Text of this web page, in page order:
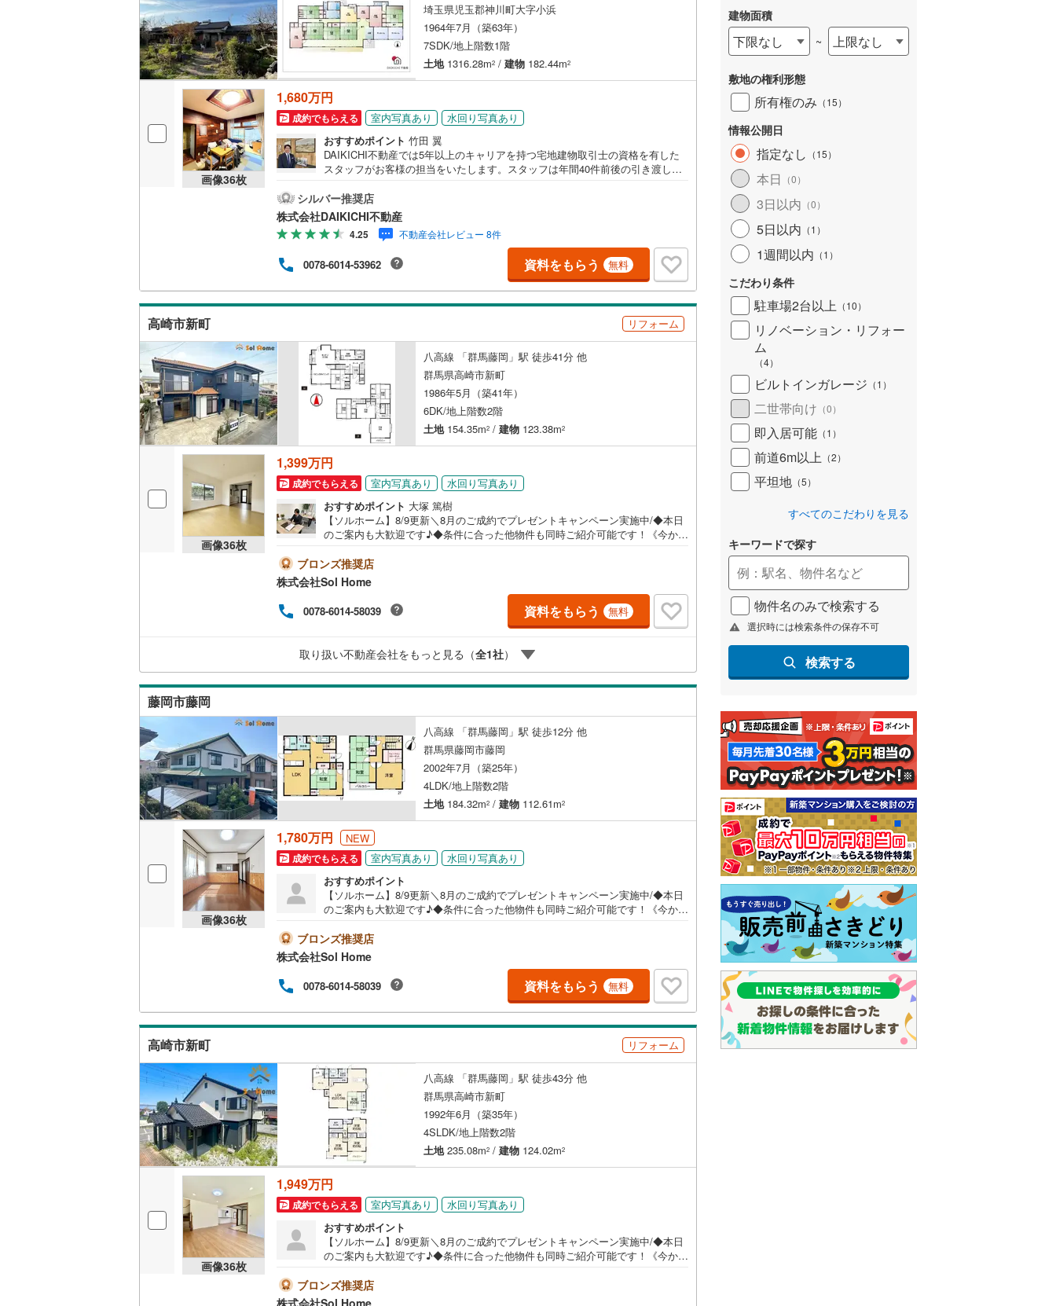
埼玉県児玉郡神川町大字小浜
1964年7月（築63年）
7SDK/地上階数1階
土地1316.28m2 / 建物 182.44m2
画像36枚
1,680万円
成約でもらえる 室内写真あり
水回り写真あり
おすすめポイント 竹田 翼
DAIKICHI不動産では5年以上のキャリアを持つ宅地建物取引士の資格を有した
スタッフがお客様の担当をいたします。スタッフは年間40件前後の引き渡しを
住宅ローンや火災保険、ライフライン（電気、ガス、水道等）や税金の控除手
続きまで、不動産購入に関わる全ての手続きを私共がサポートいたします。お
客様のご不明点は丁寧にご説明いたしますのでご安心ください。その他物件以
外にかかる諸経費について、「どこに、なんで、いくら」全てご説明いたしま
す。いつでもお気軽にお問い合わせください。
シルバー推奨店
株式会社DAIKICHI不動産
4.25 不動産会社レビュー 8件
0078-6014-53962 資料をもらう 無料
高崎市新町 リフォーム
八高線 「群馬藤岡」駅 徒歩41分 他
群馬県高崎市新町
1986年5月（築41年）
6DK/地上階数2階
土地154.35m2 / 建物 123.38m2
画像36枚
1,399万円
成約でもらえる 室内写真あり
水回り写真あり
おすすめポイント 大塚 篤樹
【ソルホーム】8/9更新＼8月のご成約でプレゼントキャンペーン実施中/◆本日
のご案内も大歓迎です♪◆条件に合った他物件も同時ご紹介可能です！《今から
＝＝＝＝＝＝＝＝＝＝＝＝＝＝＝＝＝＝＝＝＝＝＝＝＝＝＝＝＝＝【営業時間
9:00～19:00】（不定休）上記時間はお電話が繋がりやすくなっております。ぜ
ひお気軽にご連絡下さい！現地を見学される場合は「室内・現地を見学する
（無料）」ボタンよりご希望の日時をご記入いただけますとスムーズにご案内
が可能です。＝＝＝＝＝＝＝＝＝＝＝＝＝＝＝＝＝＝＝＝＝＝＝＝＝＝
ブロンズ推奨店
株式会社Sol Home
0078-6014-58039 資料をもらう 無料
取り扱い不動産会社をもっと見る（全1社）
藤岡市藤岡
八高線 「群馬藤岡」駅 徒歩12分 他
群馬県藤岡市藤岡
2002年7月（築25年）
4LDK/地上階数2階
土地184.32m2 / 建物 112.61m2
画像36枚
1,780万円 NEW
成約でもらえる 室内写真あり
水回り写真あり
おすすめポイント
【ソルホーム】8/9更新＼8月のご成約でプレゼントキャンペーン実施中/◆本日
のご案内も大歓迎です♪◆条件に合った他物件も同時ご紹介可能です！《今から
＝＝＝＝＝＝＝＝＝＝＝＝＝＝＝＝＝＝＝＝＝＝＝＝＝＝＝＝＝＝【営業時間
9:00～19:00】（不定休）上記時間はお電話が繋がりやすくなっております。ぜ
ひお気軽にご連絡下さい！現地を見学される場合は「室内・現地を見学する
（無料）」ボタンよりご希望の日時をご記入いただけますとスムーズにご案内
が可能です。＝＝＝＝＝＝＝＝＝＝＝＝＝＝＝＝＝＝＝＝＝＝＝＝＝＝
ブロンズ推奨店
株式会社Sol Home
0078-6014-58039 資料をもらう 無料
高崎市新町 リフォーム
八高線 「群馬藤岡」駅 徒歩43分 他
群馬県高崎市新町
1992年6月（築35年）
4SLDK/地上階数2階
土地235.08m2 / 建物 124.02m2
画像36枚
1,949万円
成約でもらえる 室内写真あり
水回り写真あり
おすすめポイント
【ソルホーム】8/9更新＼8月のご成約でプレゼントキャンペーン実施中/◆本日
のご案内も大歓迎です♪◆条件に合った他物件も同時ご紹介可能です！《今から
＝＝＝＝＝＝＝＝＝＝＝＝＝＝＝＝＝＝＝＝＝＝＝＝＝＝＝＝＝＝【営業時間
9:00～19:00】（不定休）上記時間はお電話が繋がりやすくなっております。ぜ
ブロンズ推奨店
株式会社Sol Home
建物面積
下限なし ~ 上限なし
敷地の権利形態
所有権のみ （15）
情報公開日
指定なし （15）
本日 （0）
3日以内 （0）
5日以内 （1 ）
1週間以内 （1 ）
こだわり条件
駐車場2台以上 （10）
リノベーション・リフォー
ム
（4）
ビルトインガレージ （1 ）
二世帯向け （0）
即入居可能 （1 ）
前道6m以上 （2）
平坦地 （5）
すべてのこだわりを見る
キーワードで探す
物件名のみで検索する
選択時には検索条件の保存不可
検索する
相模鉄道いずみ野線( ) 相模鉄道新横浜線 横浜シーサイドライン
横浜高速鉄道みなとみらい線(34) 湘南モノレール江の島線(72)
箱根登山鉄道(17) 富士急行線(30)
伊豆箱根鉄道大雄山線
東葉高速鉄道(133
多摩モノレール (118 ディズニーリゾートライン